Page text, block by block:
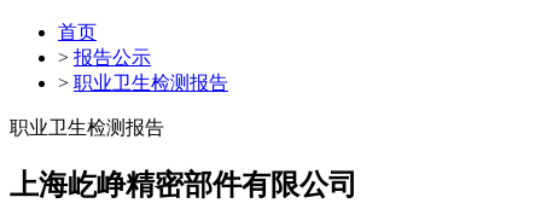
首页
> 报告公示
> 职业卫生检测报告
职业卫生检测报告
上海屹峥精密部件有限公司